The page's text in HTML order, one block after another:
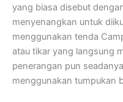
yang biasa disebut
menyenangkan untuk
menggunakan tenda
atau tikar yang langsung
penerangan pun
menggunakan tumpukan